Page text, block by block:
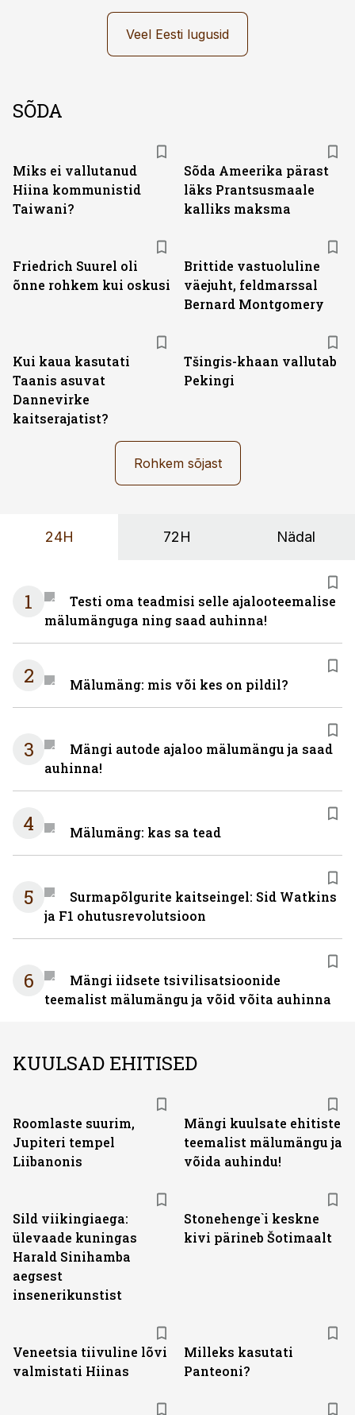
Veel Eesti lugusid
SÕDA
Miks ei vallutanud
Hiina kommunistid
Taiwani?
Sõda Ameerika pärast
läks Prantsusmaale
kalliks maksma
Friedrich Suurel oli
õnne rohkem kui oskusi
Brittide vastuoluline
väejuht, feldmarssal
Bernard Montgomery
Kui kaua kasutati
Taanis asuvat
Dannevirke
kaitserajatist?
Tšingis-khaan vallutab
Pekingi
Rohkem sõjast
24H 72H Nädal
1
Testi oma teadmisi selle ajalooteemalise
mälumänguga ning saad auhinna!
2 Mälumäng: mis või kes on pildil?
3
Mängi autode ajaloo mälumängu ja saad
auhinna!
4 Mälumäng: kas sa tead
5
Surmapõlgurite kaitseingel: Sid Watkins
ja F1 ohutusrevolutsioon
6
Mängi iidsete tsivilisatsioonide
teemalist mälumängu ja võid võita auhinna
KUULSAD EHITISED
Roomlaste suurim,
Jupiteri tempel
Liibanonis
Mängi kuulsate ehitiste
teemalist mälumängu ja
võida auhindu!
Sild viikingiaega:
ülevaade kuningas
Harald Sinihamba
aegsest
insenerikunstist
Stonehenge`i keskne
kivi pärineb Šotimaalt
Veneetsia tiivuline lõvi
valmistati Hiinas
Milleks kasutati
Panteoni?